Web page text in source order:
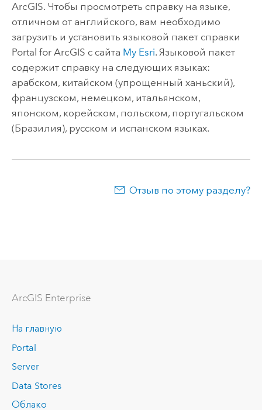
ArcGIS. Чтобы просмотреть справку на языке,
отличном от английского, вам необходимо
загрузить и установить языковой пакет справки
Portal for ArcGIS с сайта My Esri. Языковой пакет
содержит справку на следующих языках:
арабском, китайском (упрощенный ханьский),
французском, немецком, итальянском,
японском, корейском, польском, португальском
(Бразилия), русском и испанском языках.
Отзыв по этому разделу?
ArcGIS Enterprise
На главную
Portal
Server
Data Stores
Облако